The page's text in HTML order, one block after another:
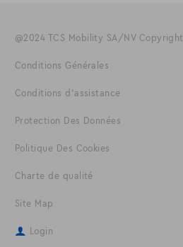
@2024 TCS Mobility SA/NV Copyright
Conditions Générales
Conditions d'assistance
Protection Des Données
Politique Des Cookies
Charte de qualité
Site Map
Login